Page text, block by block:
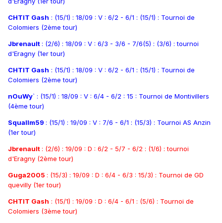
CHTIT Gash : (15/1) : 18/09 : V : 6/2 - 6/1 : (15/1) : Tournoi de
Colomiers (2ème tour)
Jbrenault : (2/6) : 18/09 : V : 6/3 - 3/6 - 7/6(5) : (3/6) : tournoi
d'Eragny (1er tour)
CHTIT Gash : (15/1) : 18/09 : V : 6/2 - 6/1 : (15/1) : Tournoi de
Colomiers (2ème tour)
nOuWy` : (15/1) : 18/09 : V : 6/4 - 6/2 : 15 : Tournoi de Montivillers
(4ème tour)
Squallm59 : (15/1) : 19/09 : V : 7/6 - 6/1 : (15/3) : Tournoi AS Anzin
(1er tour)
Jbrenault : (2/6) : 19/09 : D : 6/2 - 5/7 - 6/2 : (1/6) : tournoi
d'Eragny (2ème tour)
Guga2005 : (15/3) : 19/09 : D : 6/4 - 6/3 : 15/3) : Tournoi de GD
quevilly (1er tour)
CHTIT Gash : (15/1) : 19/09 : D : 6/4 - 6/1 : (5/6) : Tournoi de
Colomiers (3ème tour)